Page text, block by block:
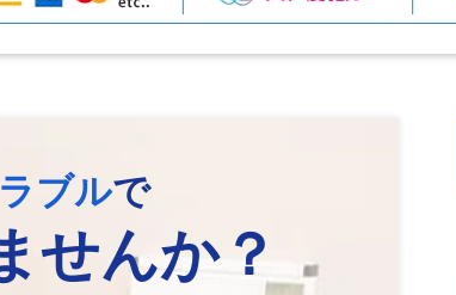
ブルで
せんか？